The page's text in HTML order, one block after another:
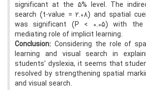
significant at the 5% level. The
search (t-value = 2.08) and spatial
was significant (P < 0.05) with
mediating role of implicit learning.
Conclusion: Considering the role of
learning and visual search in
students' dyslexia, it seems that
resolved by strengthening spatial
and visual search.